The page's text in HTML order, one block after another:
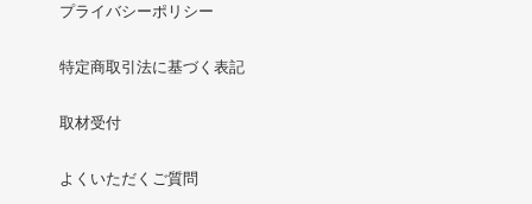
プライバシーポリシー
特定商取引法に基づく表記
取材受付
よくいただくご質問